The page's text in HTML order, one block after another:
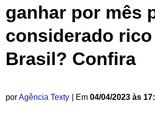
ganhar por mês
considerado
Brasil? Confira
porAgência Texty | Em 04/04/2023 às